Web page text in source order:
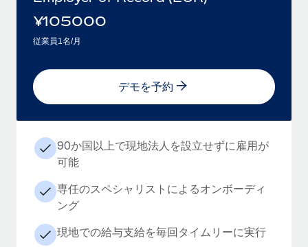
¥105000
従業員1名/月
デモを予約
90か国以上で現地法人を設立せずに雇用が
可能
専任のスペシャリストによるオンボーディ
ング
現地での給与支給を毎回タイムリーに実行